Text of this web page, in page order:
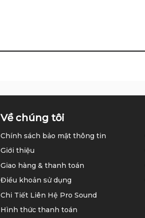
Về chúng tôi
Chính sách bảo mật thông tin
Giới thiệu
Giao hàng & thanh toán
Điều khoản sử dụng
Chi Tiết Liên Hệ Pro Sound
Hình thức thanh toán